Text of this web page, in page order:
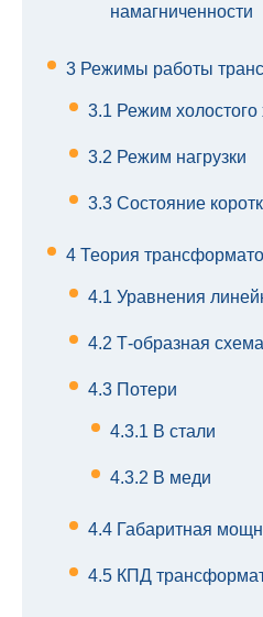
намагниченности
3 Режимы работы
3.1 Режим холостого
3.2 Режим нагрузки
3.3 Состояние
4 Теория
4.1 Уравнения
4.2 Т-образная
4.3 Потери
4.3.1 В стали
4.3.2 В меди
4.4 Габаритная
4.5 КПД